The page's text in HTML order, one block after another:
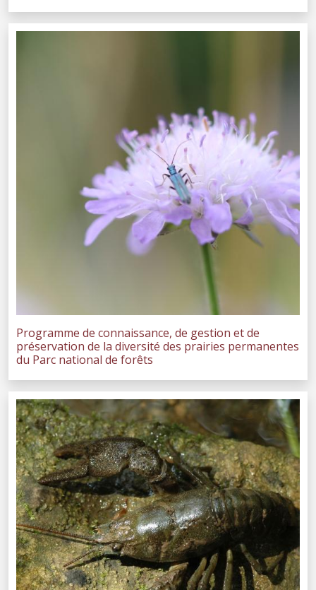
Programme de connaissance, de gestion et de
préservation de la diversité des prairies permanentes
du Parc national de forêts